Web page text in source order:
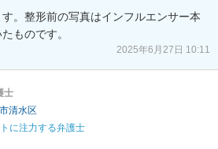
。整形前の写真はインフルエンサー本
ものです。
2025年6月27日 10:11
士
清水区
に注力する弁護士